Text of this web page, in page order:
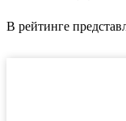
В рейтинге